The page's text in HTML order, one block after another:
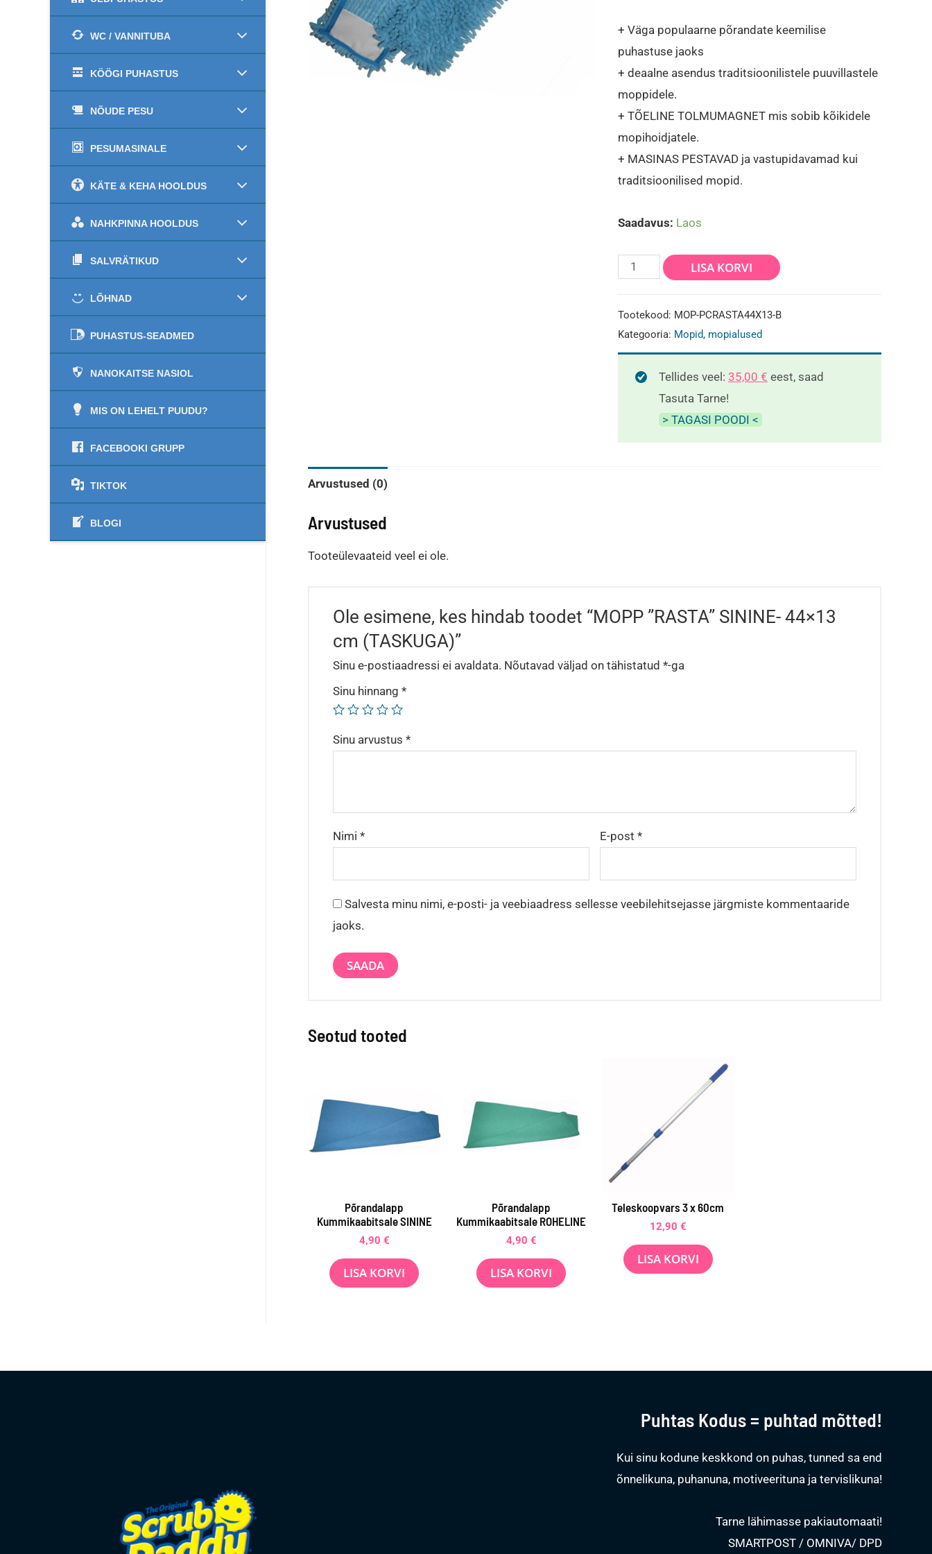
WC / VANNITUBA
KÖÖGI PUHASTUS
NÕUDE PESU
PESUMASINALE
KÄTE & KEHA HOOLDUS
NAHKPINNA HOOLDUS
SALVRÄTIKUD
LÕHNAD
PUHASTUS-SEADMED
NANOKAITSE NASIOL
MIS ON LEHELT PUUDU?
FACEBOOKI GRUPP
TIKTOK
BLOGI
+ Väga populaarne põrandate keemilise
puhastuse jaoks
+ deaalne asendus traditsioonilistele puuvillastele
moppidele.
+ TÕELINE TOLMUMAGNET mis sobib kõikidele
mopihoidjatele.
+ MASINAS PESTAVAD ja vastupidavamad kui
traditsioonilised mopid.
Saadavus: Laos
MOPP
SININE-
44x13
cm
(TASKUGA)
LISA KORVI
Tootekood: MOP-PCRASTA44X13-B
Kategooria: Mopid, mopialused
Tellides veel:35,00€ eest, saad
Tasuta Tarne!
> TAGASI POODI <
Arvustused (0)
Arvustused
Tooteülevaateid veel ei ole.
Ole esimene, kes hindab toodet “MOPP ”RASTA” SININE- 44×13
cm (TASKUGA)”
Sinu e-postiaadressi ei avaldata. Nõutavad väljad on tähistatud *-ga
Sinu hinnang *
Sinu arvustus *
Nimi * E-post*
Salvesta minu nimi, e-posti- ja veebiaadress sellesse veebilehitsejasse järgmiste kommentaaride
jaoks.
Seotud tooted
Põrandalapp
Kummikaabitsale SININE
4,90 €
LISA KORVI
Põrandalapp
Kummikaabitsale ROHELINE
4,90 €
LISA KORVI
Teleskoopvars 3 x 60cm
12,90 €
LISA KORVI
Puhtas Kodus = puhtad mõtted!
Kui sinu kodune keskkond on puhas, tunned sa end
õnnelikuna, puhanuna, motiveerituna ja tervislikuna!
Tarne lähimasse pakiautomaati!
SMARTPOST / OMNIVA/ DPD